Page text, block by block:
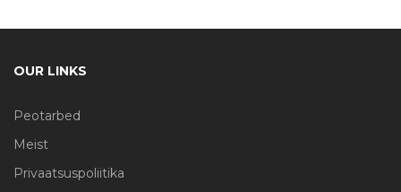
OUR LINKS
Peotarbed
Meist
Privaatsuspoliitika